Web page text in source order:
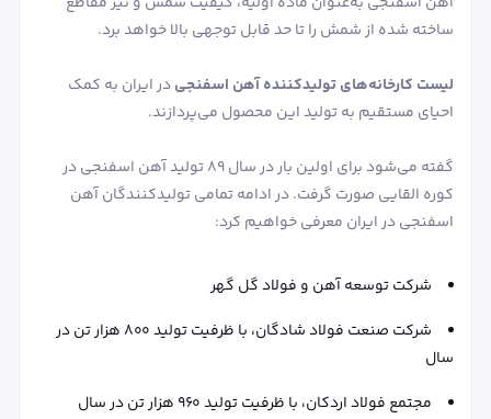
ساخته شده از شمش را تا حد قابل توجهی بالا خواهد برد.
لیست کارخانه‌های تولیدکننده آهن اسفنجیدر ایران به کمک
احیای مستقیم به تولید این محصول می‌پردازند.
گفته می‌شود برای اولین بار در سال 89 تولید آهن اسفنجی در
کوره القایی صورت گرفت. در ادامه تمامی تولیدکنندگان آهن
اسفنجی در ایران معرفی خواهیم کرد:
شرکت توسعه آهن و فولاد گل گهر
شرکت صنعت فولاد شادگان، با ظرفیت تولید 800 هزار تن در
سال
مجتمع فولاد اردکان، با ظرفیت تولید 960 هزار تن در سال